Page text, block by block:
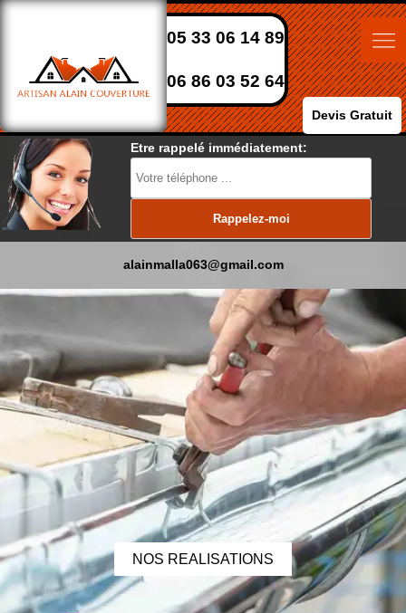
05 33 06 14 89
06 86 03 52 64
Devis Gratuit
Etre rappelé immédiatement:
alainmalla063@gmail.com
NOS REALISATIONS